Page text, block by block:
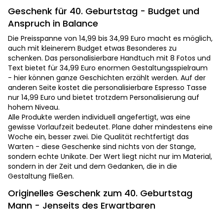
Geschenk für 40. Geburtstag - Budget und
Anspruch in Balance
Die Preisspanne von 14,99 bis 34,99 Euro macht es möglich,
auch mit kleinerem Budget etwas Besonderes zu
schenken. Das personalisierbare Handtuch mit 8 Fotos und
Text bietet für 34,99 Euro enormen Gestaltungsspielraum
- hier können ganze Geschichten erzählt werden. Auf der
anderen Seite kostet die personalisierbare Espresso Tasse
nur 14,99 Euro und bietet trotzdem Personalisierung auf
hohem Niveau.
Alle Produkte werden individuell angefertigt, was eine
gewisse Vorlaufzeit bedeutet. Plane daher mindestens eine
Woche ein, besser zwei. Die Qualität rechtfertigt das
Warten - diese Geschenke sind nichts von der Stange,
sondern echte Unikate. Der Wert liegt nicht nur im Material,
sondern in der Zeit und dem Gedanken, die in die
Gestaltung fließen.
Originelles Geschenk zum 40. Geburtstag
Mann - Jenseits des Erwartbaren